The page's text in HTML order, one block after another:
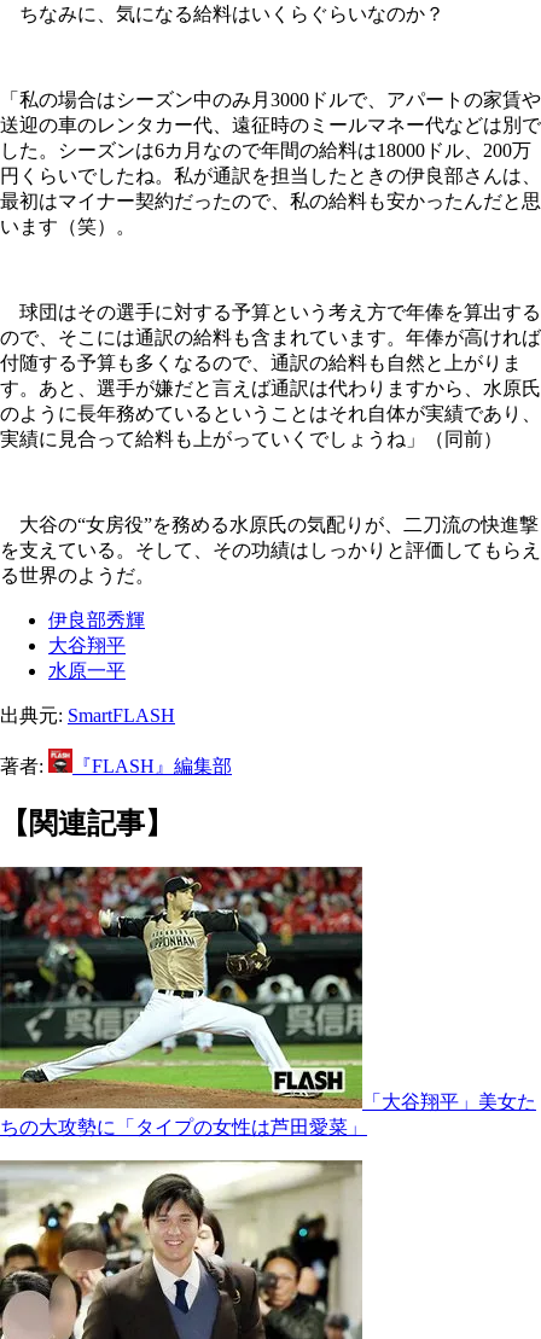
ちなみに、気になる給料はいくらぐらいなのか？
「私の場合はシーズン中のみ月3000ドルで、アパートの家賃や
送迎の車のレンタカー代、遠征時のミールマネー代などは別で
した。シーズンは6カ月なので年間の給料は18000ドル、200万
円くらいでしたね。私が通訳を担当したときの伊良部さんは、
最初はマイナー契約だったので、私の給料も安かったんだと思
います（笑）。
球団はその選手に対する予算という考え方で年俸を算出する
ので、そこには通訳の給料も含まれています。年俸が高ければ
付随する予算も多くなるので、通訳の給料も自然と上がりま
す。あと、選手が嫌だと言えば通訳は代わりますから、水原氏
のように長年務めているということはそれ自体が実績であり、
実績に見合って給料も上がっていくでしょうね」（同前）
大谷の“女房役”を務める水原氏の気配りが、二刀流の快進撃
を支えている。そして、その功績はしっかりと評価してもらえ
る世界のようだ。
伊良部秀輝
大谷翔平
水原一平
出典元: SmartFLASH
著者: 『FLASH』編集部
【関連記事】
「大谷翔平」美女た
ちの大攻勢に「タイプの女性は芦田愛菜」